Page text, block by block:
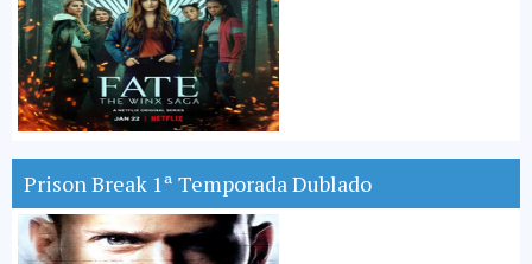
Prison Break 1ª Temporada Dublado